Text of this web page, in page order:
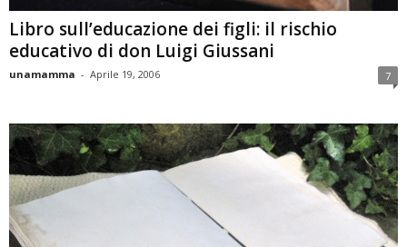
Libro sull’educazione dei figli: il rischio
educativo di don Luigi Giussani
unamamma - Aprile 19, 2006 7